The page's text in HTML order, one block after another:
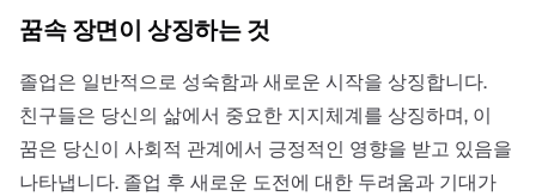
꿈속 장면이 상징하는 것
졸업은 일반적으로 성숙함과 새로운 시작을 상징합니다.
친구들은 당신의 삶에서 중요한 지지체계를 상징하며, 이
꿈은 당신이 사회적 관계에서 긍정적인 영향을 받고 있음을
나타냅니다. 졸업 후 새로운 도전에 대한 두려움과 기대가